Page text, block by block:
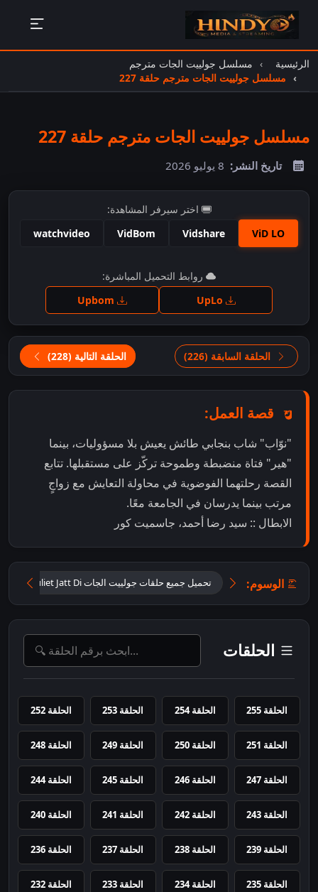
الرئيسية
مسلسل جولييت الجات مترجم
مسلسل جولييت الجات مترجم حلقة 227
مسلسل جولييت الجات مترجم حلقة 227
تاريخ النشر: 8 يوليو 2026
اختر سيرفر المشاهدة:
ViD LO
Vidshare
VidBom
watchvideo
اضغط للمشاهدة
روابط التحميل المباشرة:
الحلقة السابقة (226) الحلقة التالية (228)
قصة العمل:
"نوّاب" شاب بنجابي طائش يعيش بلا مسؤوليات، بينما
"هير" فتاة منضبطة وطموحة تركّز على مستقبلها. تتابع
القصة رحلتهما الفوضوية في محاولة التعايش مع زواجٍ
مرتب بينما يدرسان في الجامعة معًا.
الابطال :: سيد رضا أحمد، جاسميت كور
الوسوم: تحميل جميع حلقات جولييت الجات Tu Juliet Jatt Di مترجمة
الحلقات
الحلقة 255 الحلقة 254 الحلقة 253 الحلقة 252
الحلقة 251 الحلقة 250 الحلقة 249 الحلقة 248
الحلقة 247 الحلقة 246 الحلقة 245 الحلقة 244
الحلقة 243 الحلقة 242 الحلقة 241 الحلقة 240
الحلقة 239 الحلقة 238 الحلقة 237 الحلقة 236
الحلقة 235 الحلقة 234 الحلقة 233 الحلقة 232